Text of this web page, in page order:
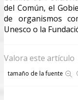
del Común, el
de organismos
Unesco o la
Valora este artículo
tamaño de la fuente